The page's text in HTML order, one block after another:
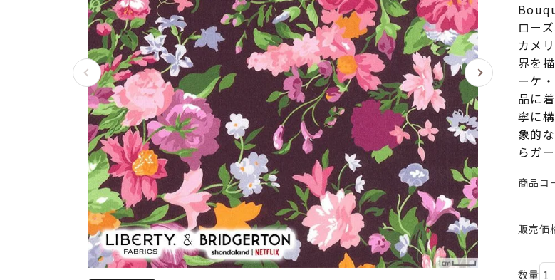
ロー
カメ
界を
ーケ
品に
寧に
象的
らガ
商品コ
販売価